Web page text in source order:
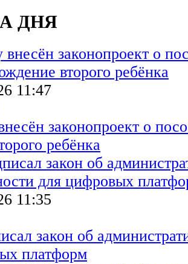
ДНЯ
11:47
законопроект о
ребёнка
11:35
закон об
платформ